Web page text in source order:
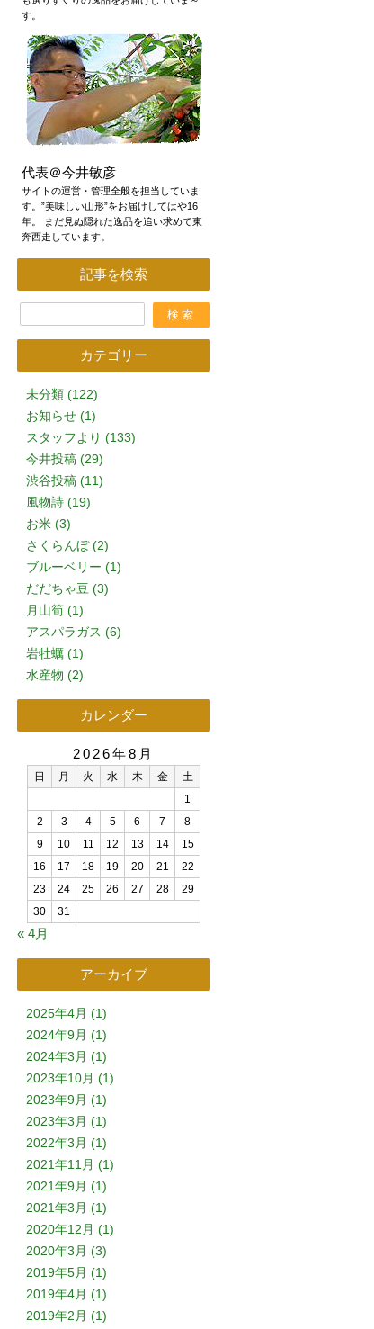
す。
代表＠今井敏彦
サイトの運営・管理全般を担当していま
す。”美味しい山形”をお届けしてはや16
年。 まだ見ぬ隠れた逸品を追い求めて東
奔西走しています。
記事を検索
カテゴリー
未分類 (122)
お知らせ (1)
スタッフより (133)
今井投稿 (29)
渋谷投稿 (11)
風物詩 (19)
お米 (3)
さくらんぼ (2)
ブルーベリー (1)
だだちゃ豆 (3)
月山筍 (1)
アスパラガス (6)
岩牡蠣 (1)
水産物 (2)
カレンダー
2026年8月
日 月 火 水 木 金
土
1
2
3 4 5 6 7
8
9
10 11 12 13 14
15
16
17 18 19 20 21
22
23
24 25 26 27 28
29
30
31
« 4月
アーカイブ
2025年4月 (1)
2024年9月 (1)
2024年3月 (1)
2023年10月 (1)
2023年9月 (1)
2023年3月 (1)
2022年3月 (1)
2021年11月 (1)
2021年9月 (1)
2021年3月 (1)
2020年12月 (1)
2020年3月 (3)
2019年5月 (1)
2019年4月 (1)
2019年2月 (1)